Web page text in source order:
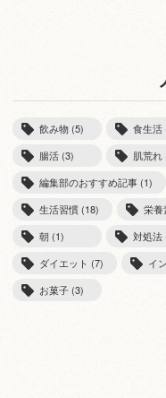
飲み物 (5) 食生活
腸活 (3)
肌荒れ
編集部のおすすめ記事 (1)
生活習慣 (18)
栄養
朝 (1)
対処法
ダイエット (7)
イ
お菓子 (3)